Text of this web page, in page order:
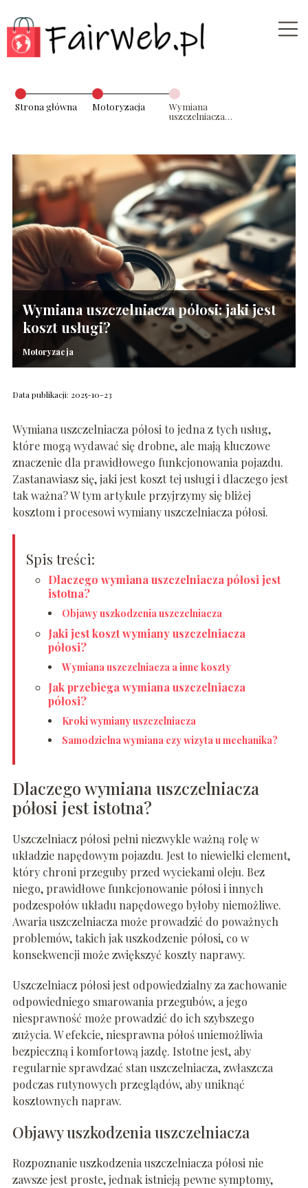
Strona główna Motoryzacja
Wymiana
uszczelniacza
Wymiana uszczelniacza półosi: jaki jest
koszt usługi?
Motoryzacja
Data publikacji: 2025-10-23
Wymiana uszczelniacza półosi to jedna z tych usług,
które mogą wydawać się drobne, ale mają kluczowe
znaczenie dla prawidłowego funkcjonowania pojazdu.
Zastanawiasz się, jaki jest koszt tej usługi i dlaczego jest
tak ważna? W tym artykule przyjrzymy się bliżej
kosztom i procesowi wymiany uszczelniacza półosi.
Spis treści:
Dlaczego wymiana uszczelniacza półosi jest
istotna?
Objawy uszkodzenia uszczelniacza
Jaki jest koszt wymiany uszczelniacza
półosi?
Wymiana uszczelniacza a inne koszty
Jak przebiega wymiana uszczelniacza
półosi?
Kroki wymiany uszczelniacza
Samodzielna wymiana czy wizyta u mechanika?
Dlaczego wymiana uszczelniacza
półosi jest istotna?
Uszczelniacz półosi pełni niezwykle ważną rolę w
układzie napędowym pojazdu. Jest to niewielki element,
który chroni przeguby przed wyciekami oleju. Bez
niego, prawidłowe funkcjonowanie półosi i innych
podzespołów układu napędowego byłoby niemożliwe.
Awaria uszczelniacza może prowadzić do poważnych
problemów, takich jak uszkodzenie półosi, co w
konsekwencji może zwiększyć koszty naprawy.
Uszczelniacz półosi jest odpowiedzialny za zachowanie
odpowiedniego smarowania przegubów, a jego
niesprawność może prowadzić do ich szybszego
zużycia. W efekcie, niesprawna półoś uniemożliwia
bezpieczną i komfortową jazdę. Istotne jest, aby
regularnie sprawdzać stan uszczelniacza, zwłaszcza
podczas rutynowych przeglądów, aby uniknąć
kosztownych napraw.
Objawy uszkodzenia uszczelniacza
Rozpoznanie uszkodzenia uszczelniacza półosi nie
zawsze jest proste, jednak istnieją pewne symptomy,